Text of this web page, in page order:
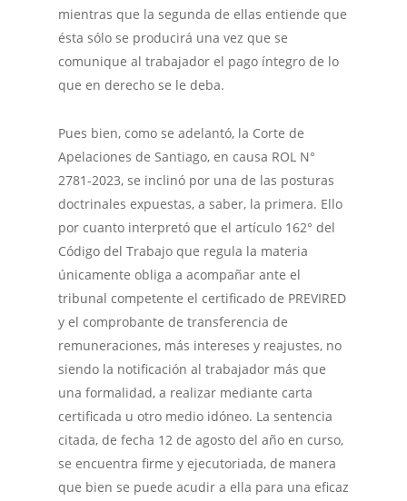
mientras que la segunda de ellas entiende que
ésta sólo se producirá una vez que se
comunique al trabajador el pago íntegro de lo
que en derecho se le deba.
Pues bien, como se adelantó, la Corte de
Apelaciones de Santiago, en causa ROL N°
2781-2023, se inclinó por una de las posturas
doctrinales expuestas, a saber, la primera. Ello
por cuanto interpretó que el artículo 162° del
Código del Trabajo que regula la materia
únicamente obliga a acompañar ante el
tribunal competente el certificado de PREVIRED
y el comprobante de transferencia de
remuneraciones, más intereses y reajustes, no
siendo la notificación al trabajador más que
una formalidad, a realizar mediante carta
certificada u otro medio idóneo. La sentencia
citada, de fecha 12 de agosto del año en curso,
se encuentra firme y ejecutoriada, de manera
que bien se puede acudir a ella para una eficaz